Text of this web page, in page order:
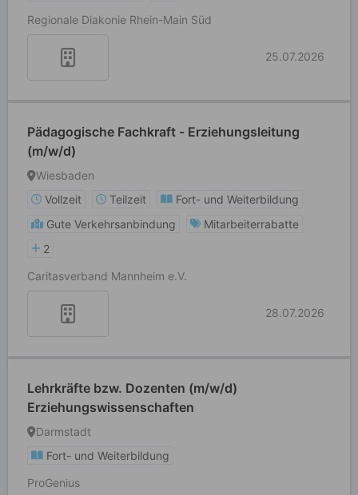
Regionale Diakonie Rhein-Main Süd
25.07.2026
Pädagogische Fachkraft - Erziehungsleitung
(m/w/d)
Wiesbaden
Vollzeit
Teilzeit
Fort- und Weiterbildung
Gute Verkehrsanbindung
Mitarbeiterrabatte
2
Caritasverband Mannheim e.V.
28.07.2026
Lehrkräfte bzw. Dozenten (m/w/d)
Erziehungswissenschaften
Darmstadt
Fort- und Weiterbildung
ProGenius